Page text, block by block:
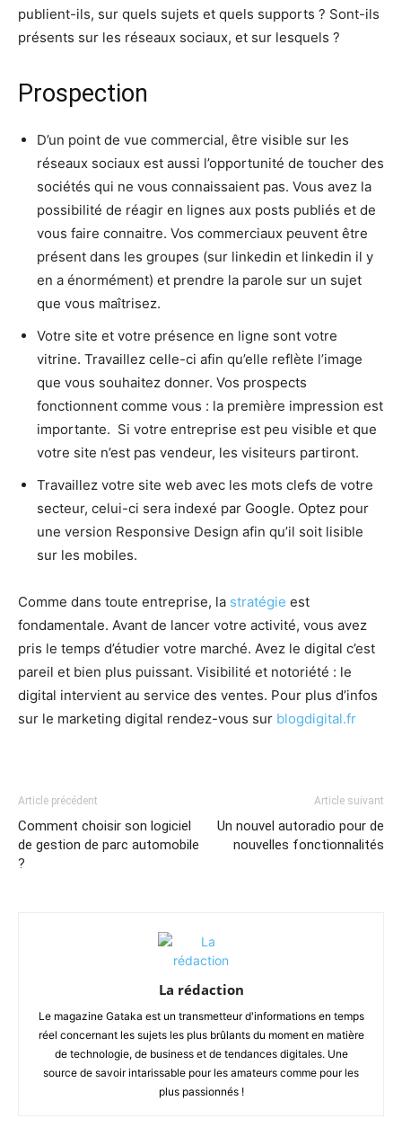
publient-ils, sur quels sujets et quels supports ? Sont-ils
présents sur les réseaux sociaux, et sur lesquels ?
Prospection
D’un point de vue commercial, être visible sur les
réseaux sociaux est aussi l’opportunité de toucher des
sociétés qui ne vous connaissaient pas. Vous avez la
possibilité de réagir en lignes aux posts publiés et de
vous faire connaitre. Vos commerciaux peuvent être
présent dans les groupes (sur linkedin et linkedin il y
en a énormément) et prendre la parole sur un sujet
que vous maîtrisez.
Votre site et votre présence en ligne sont votre
vitrine. Travaillez celle-ci afin qu’elle reflète l’image
que vous souhaitez donner. Vos prospects
fonctionnent comme vous : la première impression est
importante. Si votre entreprise est peu visible et que
votre site n’est pas vendeur, les visiteurs partiront.
Travaillez votre site web avec les mots clefs de votre
secteur, celui-ci sera indexé par Google. Optez pour
une version Responsive Design afin qu’il soit lisible
sur les mobiles.
Comme dans toute entreprise, la stratégie est
fondamentale. Avant de lancer votre activité, vous avez
pris le temps d’étudier votre marché. Avez le digital c’est
pareil et bien plus puissant. Visibilité et notoriété : le
digital intervient au service des ventes. Pour plus d’infos
sur le marketing digital rendez-vous sur blogdigital.fr
Article précédent
Comment choisir son logiciel
de gestion de parc automobile
?
Article suivant
Un nouvel autoradio pour de
nouvelles fonctionnalités
La rédaction
Le magazine Gataka est un transmetteur d'informations en temps
réel concernant les sujets les plus brûlants du moment en matière
de technologie, de business et de tendances digitales. Une
source de savoir intarissable pour les amateurs comme pour les
plus passionnés !